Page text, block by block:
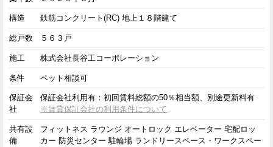
構造 鉄筋コンクリート(RC) 地上１８階建て
総戸数 ５６３戸
施工 株式会社長谷工コーポレーション
条件 ペット相談可
保証会
社
保証会社利用有：初回賃料総額の50％相当額、別途更新料有
※賃貸保証会社の利用条件について
共有設
備
フィットネス ラウンジ オートロック エレベーター 宅配ロッ
カー 防災センター 駐輪場 ランドリースペース・ワークスペー